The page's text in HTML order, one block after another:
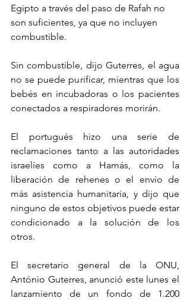
Egipto a través del paso de Rafah no
son suficientes, ya que no incluyen
combustible.
Sin combustible, dijo Guterres, el agua
no se puede purificar, mientras que los
bebés en incubadoras o los pacientes
conectados a respiradores morirán.
El portugués hizo una serie de
reclamaciones tanto a las autoridades
israelíes como a Hamás, como la
liberación de rehenes o el envío de
más asistencia humanitaria, y dijo que
ninguno de estos objetivos puede estar
condicionado a la solución de los
otros.
El secretario general de la ONU,
António Guterres, anunció este lunes el
lanzamiento de un fondo de 1.200